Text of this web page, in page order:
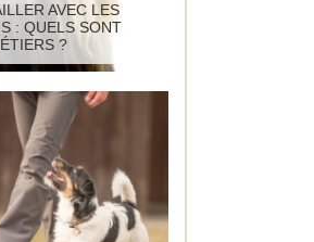
AVEC LES
: QUELS SONT
?